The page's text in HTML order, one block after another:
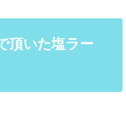
頂いた塩ラー